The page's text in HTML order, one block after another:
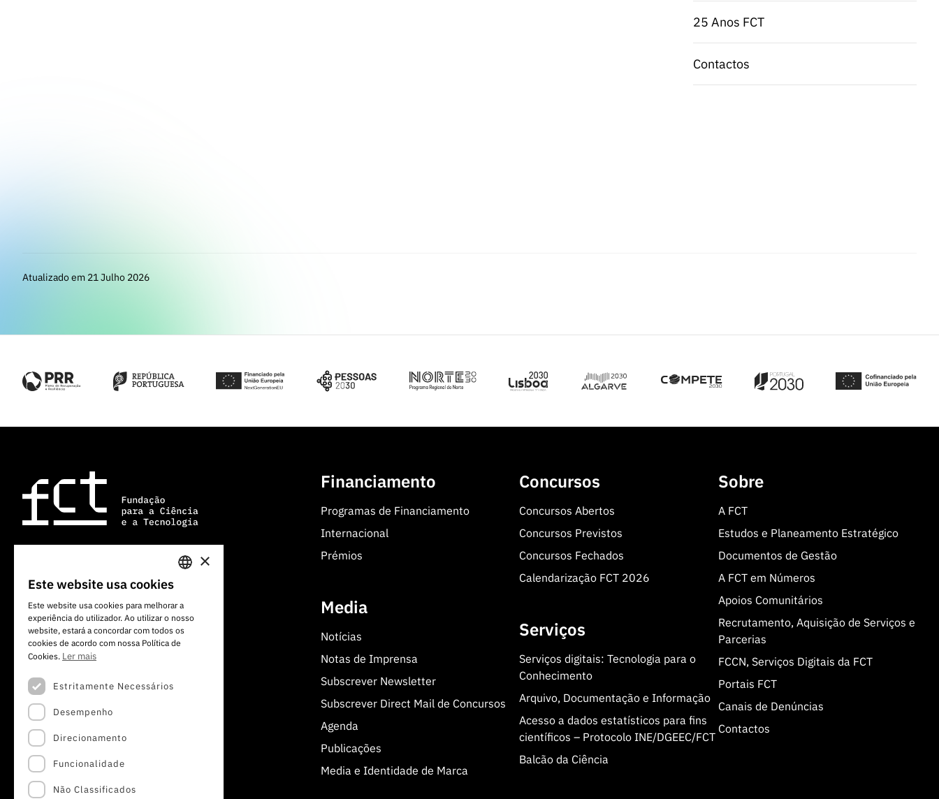
25 Anos FCT
Contactos
Atualizado em 21 Julho 2026
Av. do Brasil, 101
+351 213 924 300
Financiamento
Programas de Financiamento
Internacional
Prémios
Media
Notícias
Notas de Imprensa
Subscrever Newsletter
Subscrever Direct Mail de Concursos
Agenda
Publicações
Media e Identidade de Marca
Concursos
Concursos Abertos
Concursos Previstos
Concursos Fechados
Calendarização FCT 2026
Serviços
Serviços digitais: Tecnologia para o
Conhecimento
Arquivo, Documentação e Informação
Acesso a dados estatísticos para fins
científicos – Protocolo INE/DGEEC/FCT
Balcão da Ciência
Sobre
A FCT
Estudos e Planeamento Estratégico
Documentos de Gestão
A FCT em Números
Apoios Comunitários
Recrutamento, Aquisição de Serviços e
Parcerias
FCCN, Serviços Digitais da FCT
Portais FCT
Canais de Denúncias
Contactos
PORTUGUESE
ENGLISH
×
Este website usa cookies
Este website usa cookies para melhorar a
experiência do utilizador. Ao utilizar o nosso
website, estará a concordar com todos os
cookies de acordo com nossa Política de
Cookies. Ler mais
Estritamente Necessários
Desempenho
Direcionamento
Funcionalidade
Não Classificados